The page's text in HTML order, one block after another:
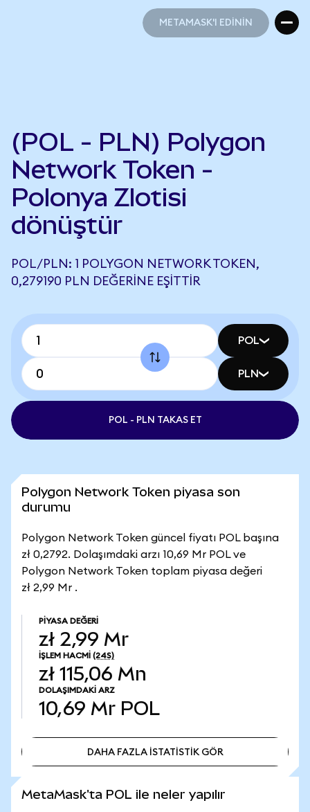
METAMASK'I EDİNİN
(POL - PLN) Polygon
Network Token -
Polonya Zlotisi
dönüştür
POL/PLN: 1 POLYGON NETWORK TOKEN,
0,279190 PLN DEĞERINE EŞITTIR
POL
PLN
POL - PLN TAKAS ET
Polygon Network Token piyasa son
durumu
Polygon Network Token güncel fiyatı POL başına
zł 0,2792. Dolaşımdaki arzı 10,69 Mr POL ve
Polygon Network Token toplam piyasa değeri
zł 2,99 Mr .
PIYASA DEĞERI
zł 2,99 Mr
İŞLEM HACMI (24S)
zł 115,06 Mn
DOLAŞIMDAKI ARZ
10,69 Mr POL
DAHA FAZLA İSTATİSTİK GÖR
MetaMask'ta POL ile neler yapılır